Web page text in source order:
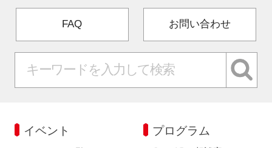
FAQ お問い合わせ
イベント プログラム